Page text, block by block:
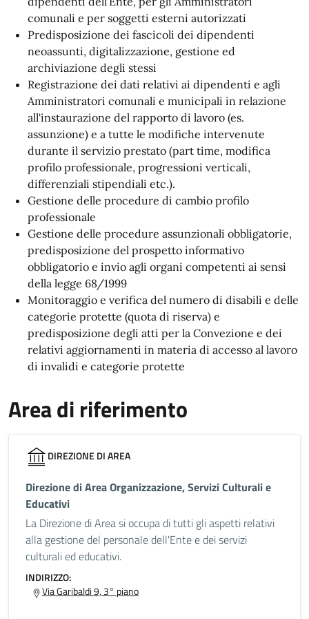
comunali e per soggetti esterni autorizzati
Predisposizione dei fascicoli dei dipendenti
neoassunti, digitalizzazione, gestione ed
archiviazione degli stessi
Registrazione dei dati relativi ai dipendenti e agli
Amministratori comunali e municipali in relazione
all'instaurazione del rapporto di lavoro (es.
assunzione) e a tutte le modifiche intervenute
durante il servizio prestato (part time, modifica
profilo professionale, progressioni verticali,
differenziali stipendiali etc.).
Gestione delle procedure di cambio profilo
professionale
Gestione delle procedure assunzionali obbligatorie,
predisposizione del prospetto informativo
obbligatorio e invio agli organi competenti ai sensi
della legge 68/1999
Monitoraggio e verifica del numero di disabili e delle
categorie protette (quota di riserva) e
predisposizione degli atti per la Convezione e dei
relativi aggiornamenti in materia di accesso al lavoro
di invalidi e categorie protette
Area di riferimento
DIREZIONE DI AREA
Direzione di Area Organizzazione, Servizi Culturali e
Educativi
La Direzione di Area si occupa di tutti gli aspetti relativi
alla gestione del personale dell'Ente e dei servizi
culturali ed educativi.
INDIRIZZO:
Via Garibaldi 9, 3° piano